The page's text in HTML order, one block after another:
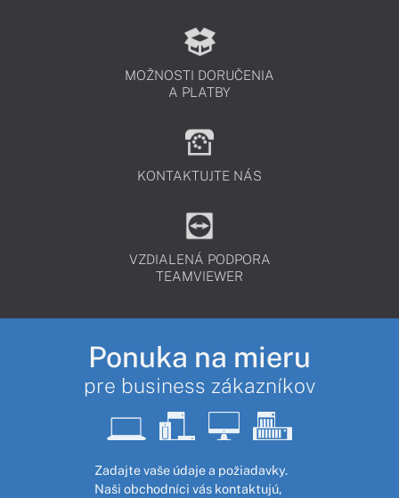
MOŽNOSTI DORUČENIA
A PLATBY
KONTAKTUJTE NÁS
VZDIALENÁ PODPORA
TEAMVIEWER
Ponuka na mieru
pre business zákazníkov
Zadajte vaše údaje a požiadavky.
Naši obchodníci vás kontaktujú,